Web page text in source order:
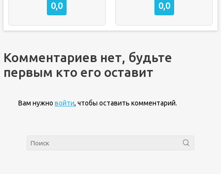
0,0 0,0
Комментариев нет, будьте
первым кто его оставит
Вам нужно войти, чтобы оставить комментарий.